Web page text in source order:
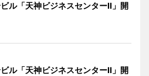
ル「天神ビジネスセンターII」開
ル「天神ビジネスセンターII」開